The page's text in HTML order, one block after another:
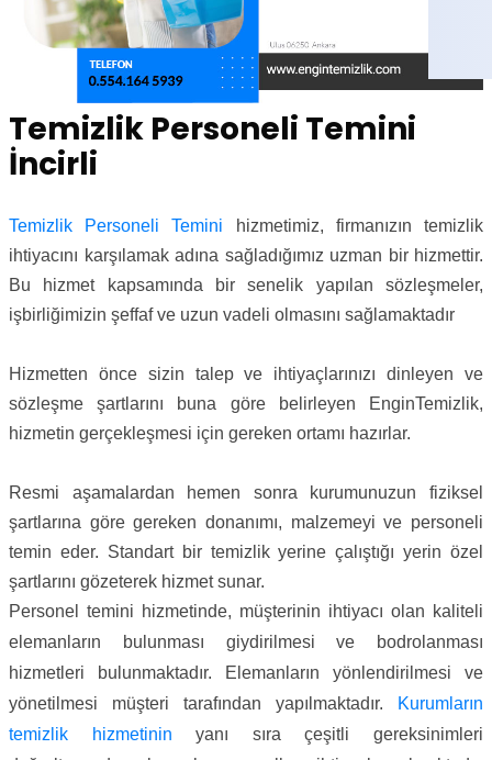
Temizlik Personeli Temini
İncirli
Temizlik Personeli Temini hizmetimiz, firmanızın temizlik
ihtiyacını karşılamak adına sağladığımız uzman bir hizmettir.
Bu hizmet kapsamında bir senelik yapılan sözleşmeler,
işbirliğimizin şeffaf ve uzun vadeli olmasını sağlamaktadır
Hizmetten önce sizin talep ve ihtiyaçlarınızı dinleyen ve
sözleşme şartlarını buna göre belirleyen EnginTemizlik,
hizmetin gerçekleşmesi için gereken ortamı hazırlar.
Resmi aşamalardan hemen sonra kurumunuzun fiziksel
şartlarına göre gereken donanımı, malzemeyi ve personeli
temin eder. Standart bir temizlik yerine çalıştığı yerin özel
şartlarını gözeterek hizmet sunar.
Personel temini hizmetinde, müşterinin ihtiyacı olan kaliteli
elemanların bulunması giydirilmesi ve bodrolanması
hizmetleri bulunmaktadır. Elemanların yönlendirilmesi ve
yönetilmesi müşteri tarafından yapılmaktadır.
Kurumların
temizlik hizmetininyanı sıra çeşitli gereksinimleri